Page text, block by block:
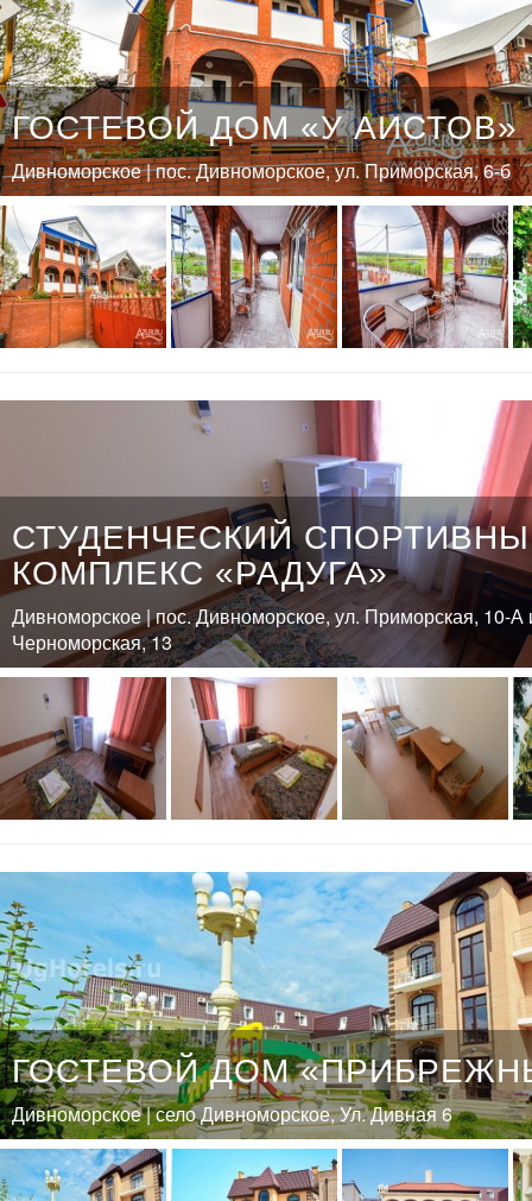
ГОСТЕВОЙ ДОМ «У АИСТОВ»
Дивноморское | пос. Дивноморское, ул. Приморская, 6-б
СТУДЕНЧЕСКИЙ
КОМПЛЕКС «РАДУГА»
Дивноморское | пос. Дивноморское, ул. Приморская, 10-А
Черноморская, 13
ГОСТЕВОЙ ДОМ
Дивноморское | село Дивноморское, Ул. Дивная 6